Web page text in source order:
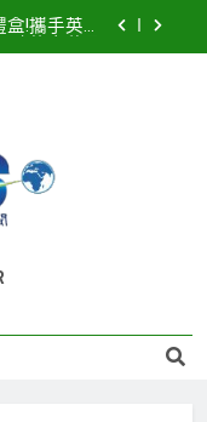
!攜手英國
創生新品牌
夏日熱潮
成效暨強化
華卡司強